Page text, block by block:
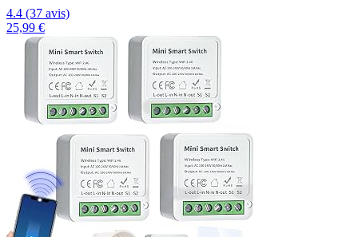
4.4 (37 avis)
25,99 €